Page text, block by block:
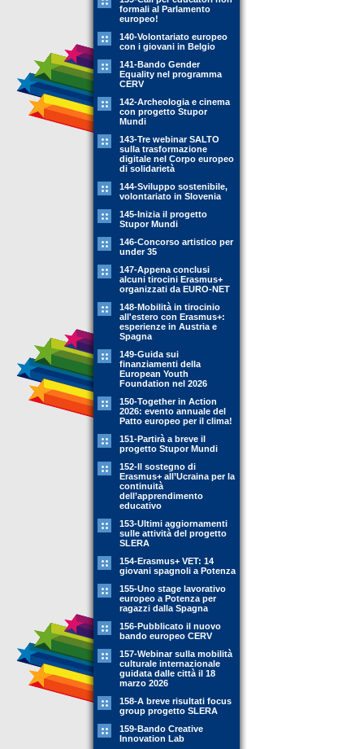
formali al Parlamento
europeo!
140-Volontariato europeo
con i giovani in Belgio
141-Bando Gender
Equality nel programma
CERV
142-Archeologia e cinema
con progetto Stupor
Mundi
143-Tre webinar SALTO
sulla trasformazione
digitale nel Corpo europeo
di solidarietà
144-Sviluppo sostenibile,
volontariato in Slovenia
145-Inizia il progetto
Stupor Mundi
146-Concorso artistico per
under 35
147-Appena conclusi
alcuni tirocini Erasmus+
organizzati da EURO-NET
148-Mobilità in tirocinio
all'estero con Erasmus+:
esperienze in Austria e
Spagna
149-Guida sui
finanziamenti della
European Youth
Foundation nel 2026
150-Together in Action
2026: evento annuale del
Patto europeo per il clima!
151-Partirà a breve il
progetto Stupor Mundi
152-Il sostegno di
Erasmus+ all’Ucraina per la
continuità
dell’apprendimento
educativo
153-Ultimi aggiornamenti
sulle attività del progetto
SLERA
154-Erasmus+ VET: 14
giovani spagnoli a Potenza
155-Uno stage lavorativo
europeo a Potenza per
ragazzi dalla Spagna
156-Pubblicato il nuovo
bando europeo CERV
157-Webinar sulla mobilità
culturale internazionale
guidata dalle città il 18
marzo 2026
158-A breve risultati focus
group progetto SLERA
159-Bando Creative
Innovation Lab